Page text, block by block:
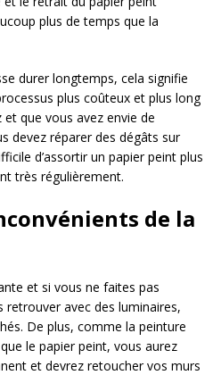
plus de temps que la
durer longtemps, cela signifie
plus coûteux et plus long
que vous avez envie de
devez réparer des dégâts sur
d’assortir un papier peint plus
très régulièrement.
de la
et si vous ne faites pas
avec des luminaires,
De plus, comme la peinture
le papier peint, vous aurez
et devrez retoucher vos murs